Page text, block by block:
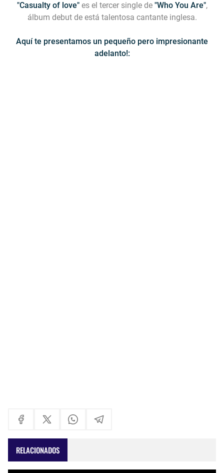
"Casualty of love"es el tercer single de "Who You Are",
álbum debut de está talentosa cantante inglesa.
Aquí te presentamos un pequeño pero impresionante
adelanto!:
RELACIONADOS